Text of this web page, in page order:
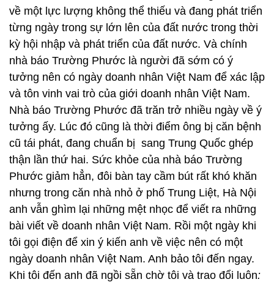
về một lực lượng không thể thiếu và đang phát triển
từng ngày trong sự lớn lên của đất nước trong thời
kỳ hội nhập và phát triển của đất nước. Và chính
nhà báo Trường Phước là người đã sớm có ý
tưởng nên có ngày doanh nhân Việt Nam để xác lập
và tôn vinh vai trò của giới doanh nhân Việt Nam.
Nhà báo Trường Phước đã trăn trở nhiều ngày về ý
tưởng ấy. Lúc đó cũng là thời điểm ông bị căn bệnh
cũ tái phát, đang chuẩn bị sang Trung Quốc ghép
thận lần thứ hai. Sức khỏe của nhà báo Trường
Phước giảm hẳn, đôi bàn tay cầm bút rất khó khăn
nhưng trong căn nhà nhỏ ở phố Trung Liệt, Hà Nội
anh vẫn ghìm lại những mệt nhọc để viết ra những
bài viết về doanh nhân Việt Nam. Rồi một ngày khi
tôi gọi điện để xin ý kiến anh về việc nên có một
ngày doanh nhân Việt Nam. Anh bảo tôi đến ngay.
Khi tôi đến anh đã ngồi sẵn chờ tôi và trao đổi luôn: